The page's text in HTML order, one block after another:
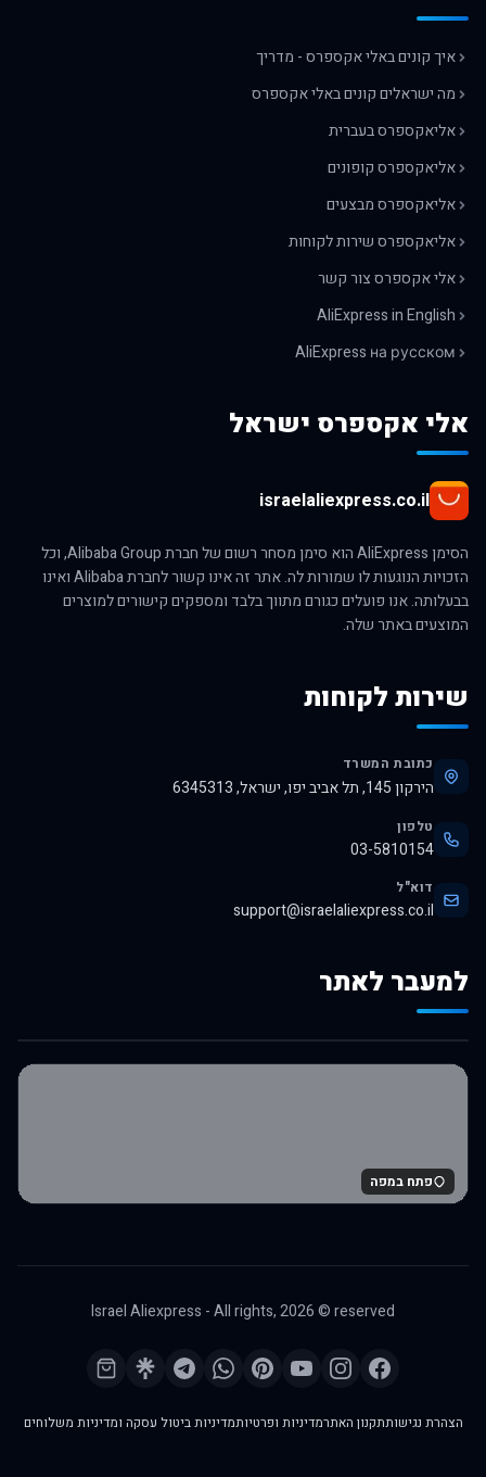
איך קונים באלי אקספרס - מדריך
מה ישראלים קונים באלי אקספרס
אליאקספרס בעברית
אליאקספרס קופונים
אליאקספרס מבצעים
אליאקספרס שירות לקוחות
אלי אקספרס צור קשר
AliExpress in English
AliExpress на русском
אלי אקספרס ישראל
israelaliexpress.co.il
הסימן AliExpress הוא סימן מסחר רשום של חברת Alibaba Group, וכל
הזכויות הנוגעות לו שמורות לה. אתר זה אינו קשור לחברת Alibaba ואינו
בבעלותה. אנו פועלים כגורם מתווך בלבד ומספקים קישורים למוצרים
המוצעים באתר שלה.
שירות לקוחות
כתובת המשרד
הירקון 145, תל אביב יפו, ישראל, 6345313
טלפון
03-5810154
דוא"ל
support@israelaliexpress.co.il
למעבר לאתר
לרכישה באלי אקספרס
פתח במפה
Israel Aliexpress - All rights,2026© reserved
הצהרת נגישותתקנון האתרמדיניות ופרטיותמדיניות ביטול עסקה ומדיניות משלוחים